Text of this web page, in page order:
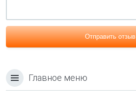
Отправить отзыв
Главное меню